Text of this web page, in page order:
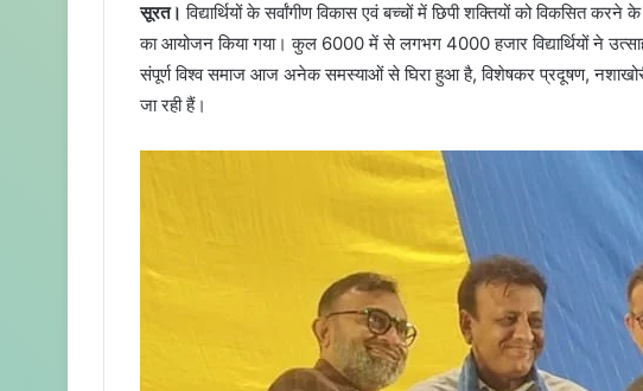
n
d
a
सूरत। विद्यार्थियों के सर्वांगीण विकास एवं बच्चों में छिपी शक्तियों को विकसित
का आयोजन किया गया। कुल 6000 में से लगभग 4000 हजार विद्यार्थियों ने
संपूर्ण विश्व समाज आज अनेक समस्याओं से घिरा हुआ है, विशेषकर प्रदूषण,
जा रही हैं।